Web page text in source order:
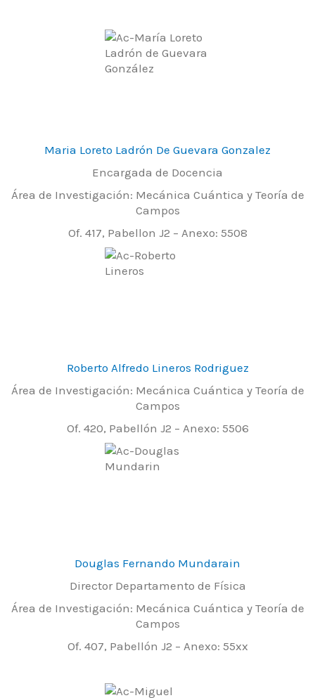
Maria Loreto Ladrón De Guevara Gonzalez
Encargada de Docencia
Área de Investigación: Mecánica Cuántica y Teoría de
Campos
Of. 417, Pabellon J2 – Anexo: 5508
Roberto Alfredo Lineros Rodriguez
Área de Investigación: Mecánica Cuántica y Teoría de
Campos
Of. 420, Pabellón J2 – Anexo: 5506
Douglas Fernando Mundarain
Director Departamento de Física
Área de Investigación: Mecánica Cuántica y Teoría de
Campos
Of. 407, Pabellón J2 – Anexo: 55xx